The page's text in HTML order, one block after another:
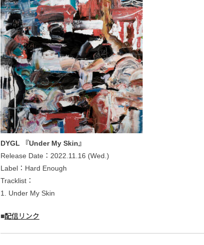
DYGL 『Under My Skin』
Release Date：2022.11.16 (Wed.)
Label：Hard Enough
Tracklist：
1. Under My Skin
■配信リンク